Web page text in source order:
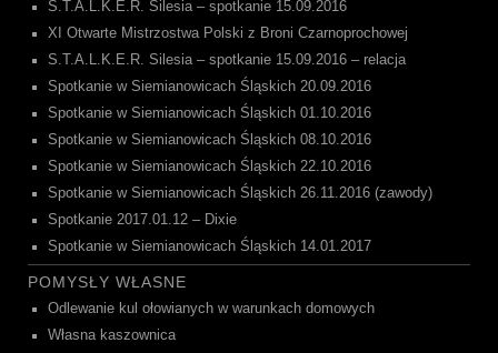
S.T.A.L.K.E.R. Silesia – spotkanie 15.09.2016
XI Otwarte Mistrzostwa Polski z Broni Czarnoprochowej
S.T.A.L.K.E.R. Silesia – spotkanie 15.09.2016 – relacja
Spotkanie w Siemianowicach Śląskich 20.09.2016
Spotkanie w Siemianowicach Śląskich 01.10.2016
Spotkanie w Siemianowicach Śląskich 08.10.2016
Spotkanie w Siemianowicach Śląskich 22.10.2016
Spotkanie w Siemianowicach Śląskich 26.11.2016 (zawody)
Spotkanie 2017.01.12 – Dixie
Spotkanie w Siemianowicach Śląskich 14.01.2017
POMYSŁY WŁASNE
Odlewanie kul ołowianych w warunkach domowych
Własna kaszownica